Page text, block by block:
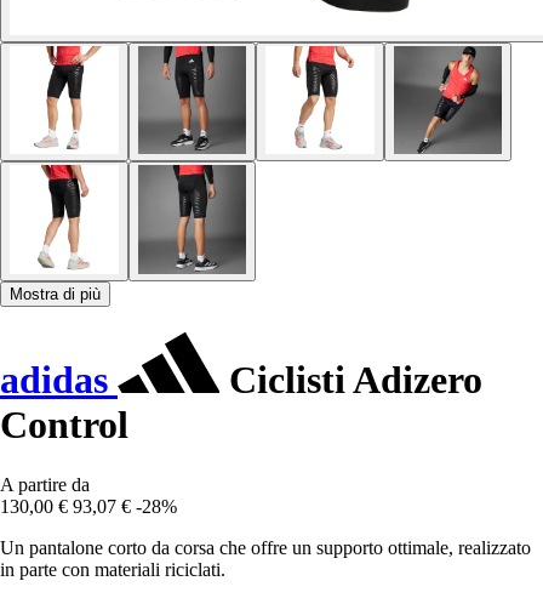
Mostra di più
adidas
Ciclisti Adizero
Control
A partire da
130,00 € 93,07 € -28%
Un pantalone corto da corsa che offre un supporto ottimale, realizzato
in parte con materiali riciclati.